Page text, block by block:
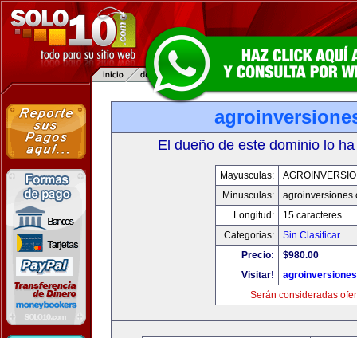
El dueño de este dominio lo
Mayusculas:
Minusculas:
Longitud:
15 caracteres
Categorias:
Sin Clasificar
Precio:
$980.00
Visitar!
Serán consideradas